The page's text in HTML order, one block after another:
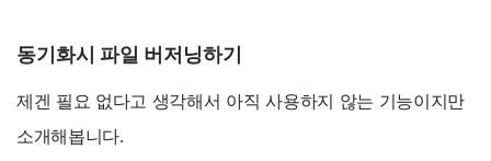
동기화시 파일 버저닝하기
제겐 필요 없다고 생각해서 아직 사용하지 않는 기능이지만
소개해봅니다.